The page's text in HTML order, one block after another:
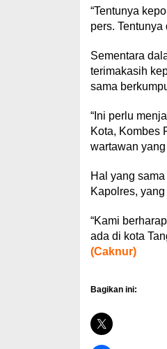
“Tentunya
pers.
Sementara
terimakasih
sama
“Ini perlu
Kota, Kombes
wartawan
Hal yang
Kapolres,
“Kami
ada di kota
(Caknur)
Bagikan ini: